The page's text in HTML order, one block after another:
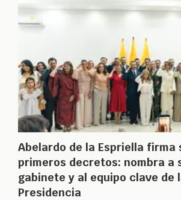
Abelardo de la Espriella firma
primeros decretos: nombra a
gabinete y al equipo clave de
Presidencia